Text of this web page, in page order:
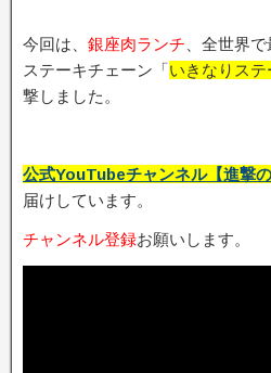
今回は、 銀座肉ランチ 、全世界
ステーキチェーン「いきなりス
撃しました。
公式YouTubeチャンネル【進撃の
届けしています。
チャンネル登録お願いします。